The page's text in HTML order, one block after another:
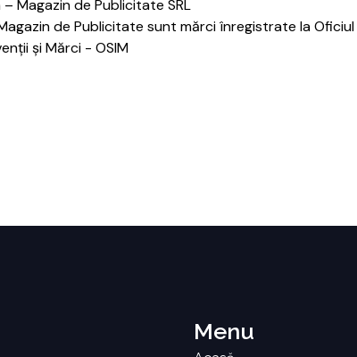
– Magazin de Publicitate SRL
de Publicitate sunt mărci înregistrate la
și Mărci - OSIM
Menu